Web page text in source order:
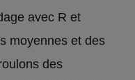
avec R et
moyennes et des
des